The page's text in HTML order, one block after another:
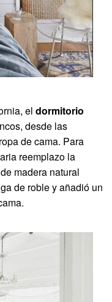
el dormitorio
desde las
de cama. Para
reemplazo la
madera natural
de roble y añadió un